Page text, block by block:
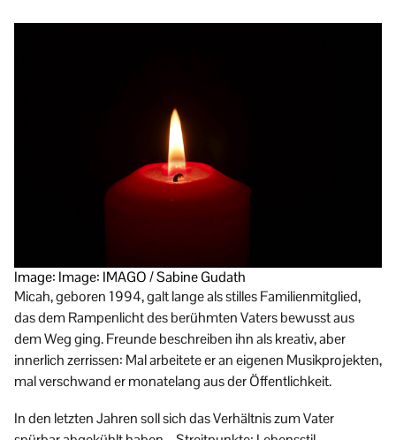
Image: Image: IMAGO / Sabine Gudath
Micah, geboren 1994, galt lange als stilles Familienmitglied,
das dem Rampenlicht des berühmten Vaters bewusst aus
dem Weg ging. Freunde beschreiben ihn als kreativ, aber
innerlich zerrissen: Mal arbeitete er an eigenen Musikprojekten,
mal verschwand er monatelang aus der Öffentlichkeit.
In den letzten Jahren soll sich das Verhältnis zum Vater